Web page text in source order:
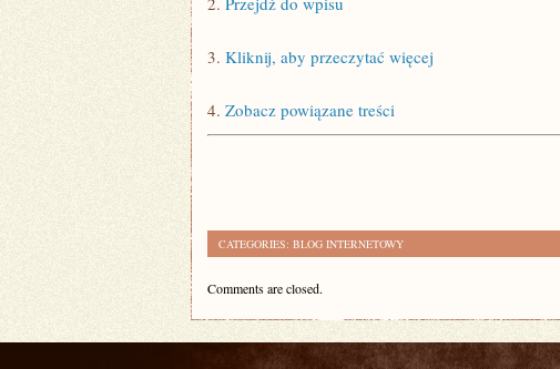
3. Kliknij, aby przeczytać więcej
4. Zobacz powiązane treści
CATEGORIES: BLOG INTERNETOWY
Comments are closed.